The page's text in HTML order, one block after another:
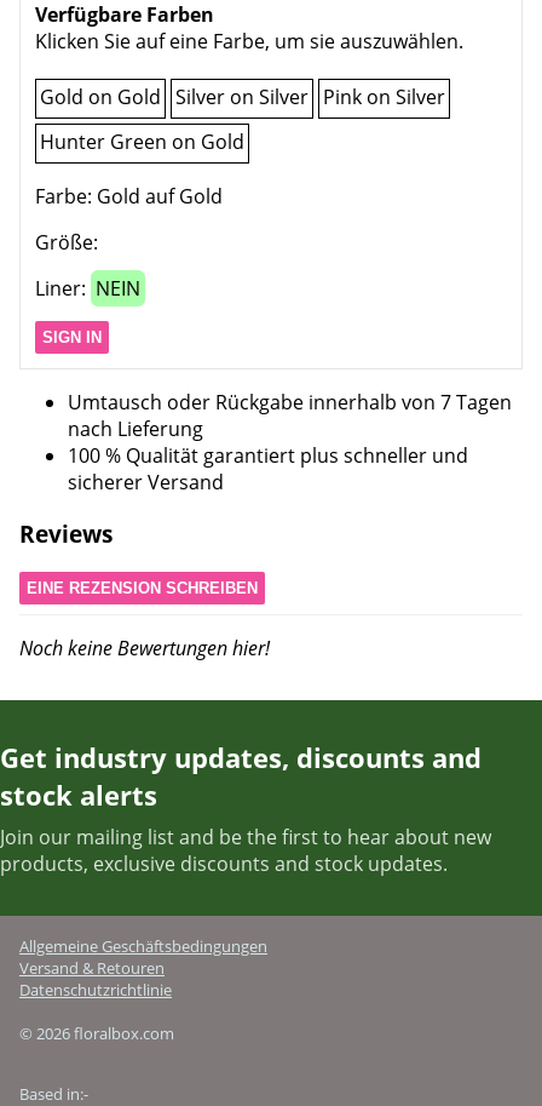
Verfügbare Farben
Klicken Sie auf eine Farbe, um sie auszuwählen.
Gold on Gold Silver on Silver Pink on Silver
Hunter Green on Gold
Farbe: Gold auf Gold
Größe:
Liner: NEIN
SIGN IN
Umtausch oder Rückgabe innerhalb von 7 Tagen
nach Lieferung
100 % Qualität garantiert plus schneller und
sicherer Versand
Reviews
EINE REZENSION SCHREIBEN
Noch keine Bewertungen hier!
Get industry updates, discounts and
stock alerts
Join our mailing list and be the first to hear about new
products, exclusive discounts and stock updates.
Allgemeine Geschäftsbedingungen
Versand & Retouren
Datenschutzrichtlinie
© 2026 floralbox.com
Based in:-